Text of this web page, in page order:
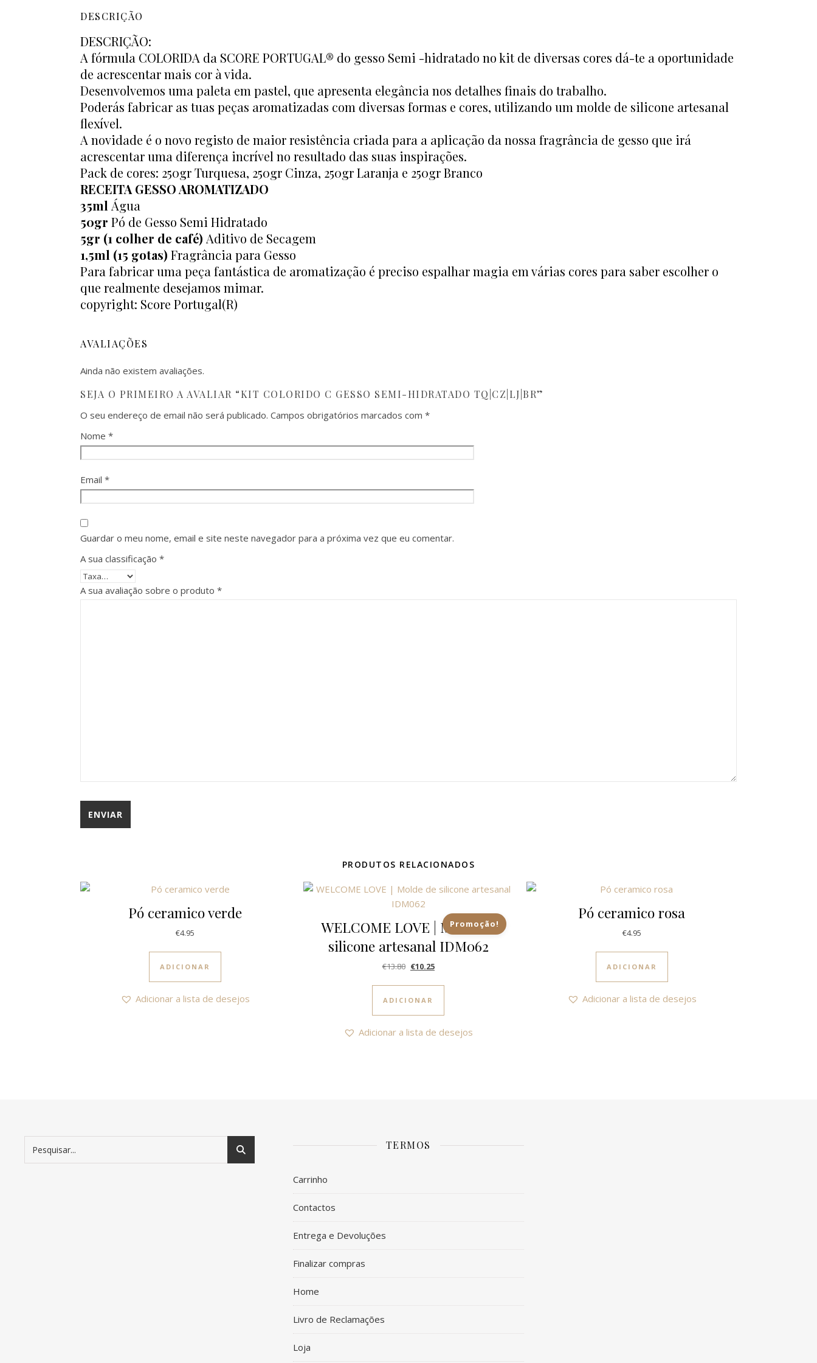
DESCRIÇÃO
DESCRIÇÃO:
A fórmula COLORIDA da SCORE PORTUGAL® do gesso Semi -hidratado no kit de diversas cores dá-te a oportunidade
de acrescentar mais cor à vida.
Desenvolvemos uma paleta em pastel, que apresenta elegância nos detalhes finais do trabalho.
Poderás fabricar as tuas peças aromatizadas com diversas formas e cores, utilizando um molde de silicone artesanal
flexível.
A novidade é o novo registo de maior resistência criada para a aplicação da nossa fragrância de gesso que irá
acrescentar uma diferença incrível no resultado das suas inspirações.
Pack de cores: 250gr Turquesa, 250gr Cinza, 250gr Laranja e 250gr Branco
RECEITA GESSO AROMATIZADO
35ml Água
50gr Pó de Gesso Semi Hidratado
5gr (1 colher de café) Aditivo de Secagem
1,5ml (15 gotas) Fragrância para Gesso
Para fabricar uma peça fantástica de aromatização é preciso espalhar magia em várias cores para saber escolher o
que realmente desejamos mimar.
copyright: Score Portugal(R)
AVALIAÇÕES
Ainda não existem avaliações.
SEJA O PRIMEIRO A AVALIAR “KIT COLORIDO C GESSO SEMI-HIDRATADO TQ|CZ|LJ|BR”
O seu endereço de email não será publicado. Campos obrigatórios marcados com *
Nome *
Email *
Guardar o meu nome, email e site neste navegador para a próxima vez que eu comentar.
A sua classificação *
A sua avaliação sobre o produto *
PRODUTOS RELACIONADOS
Pó ceramico verde
€4.95
ADICIONAR
Adicionar a lista de desejos
Promoção!
WELCOME LOVE | Molde de
silicone artesanal IDM062
€13.80 O preço original era: €13.80.
€10.25O preço atual é: €10.25.
ADICIONAR
Adicionar a lista de desejos
Pó ceramico rosa
€4.95
ADICIONAR
Adicionar a lista de desejos
TERMOS
Carrinho
Contactos
Entrega e Devoluções
Finalizar compras
Home
Livro de Reclamações
Loja